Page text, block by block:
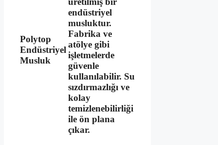
Polytop
Endüstriyel
Musluk
endüstriyel
musluktur.
Fabrika ve
atölye gibi
işletmelerde
güvenle
kullanılabilir. Su
sızdırmazlığı ve
kolay
temizlenebilirliği
ile ön plana
çıkar.